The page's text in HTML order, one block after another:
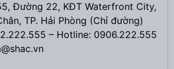
Đường 22, KĐT Waterfront City,
TP. Hải Phòng (Chỉ đường)
– Hotline: 0906.222.555